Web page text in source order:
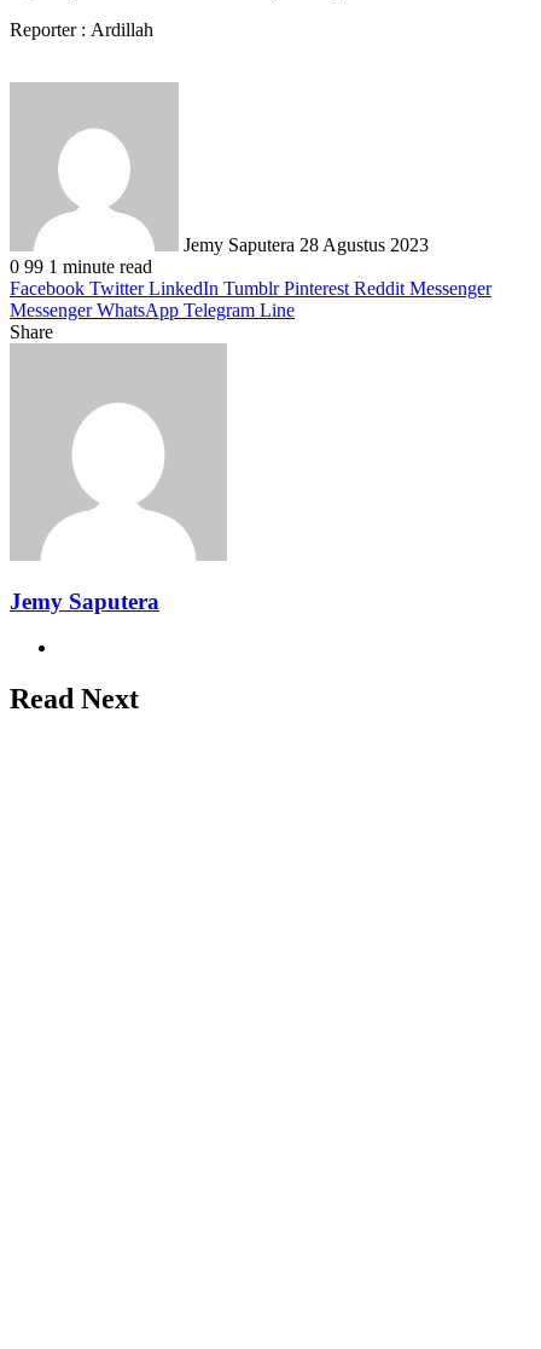
Reporter : Ardillah
Jemy Saputera 28 Agustus 2023
0 99 1 minute read
Facebook Twitter LinkedIn Tumblr Pinterest Reddit Messenger
Messenger WhatsApp Telegram Line
Share
Jemy Saputera
Read Next